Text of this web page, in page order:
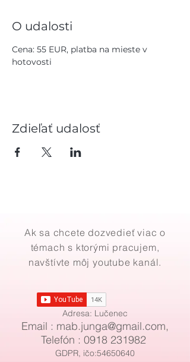
O udalosti
Cena: 55 EUR, platba na mieste v
hotovosti
Zdieľať udalosť
Ak sa chcete dozvedieť viac o
témach s ktorými pracujem,
navštívte môj youtube kanál.
Adresa: Lučenec
Email : mab.junga@gmail.com,
Telefón : 0918 231982
GDPR, ičo:54650640